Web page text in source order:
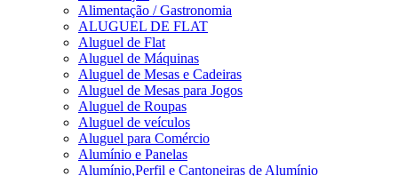
Alimentação / Gastronomia
ALUGUEL DE FLAT
Aluguel de Flat
Aluguel de Máquinas
Aluguel de Mesas e Cadeiras
Aluguel de Mesas para Jogos
Aluguel de Roupas
Aluguel de veículos
Aluguel para Comércio
Alumínio e Panelas
Alumínio,Perfil e Cantoneiras de Alumínio